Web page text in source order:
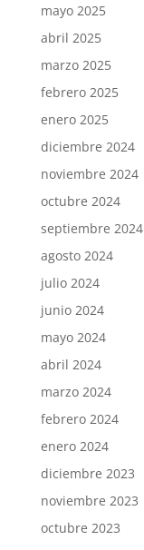
mayo 2025
abril 2025
marzo 2025
febrero 2025
enero 2025
diciembre 2024
noviembre 2024
octubre 2024
septiembre 2024
agosto 2024
julio 2024
junio 2024
mayo 2024
abril 2024
marzo 2024
febrero 2024
enero 2024
diciembre 2023
noviembre 2023
octubre 2023